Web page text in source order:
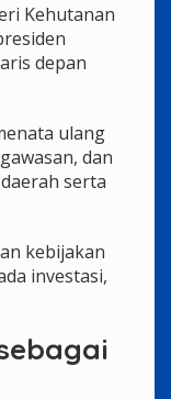
Kehutanan
depan
ulang
dan
serta
kebijakan
investasi,